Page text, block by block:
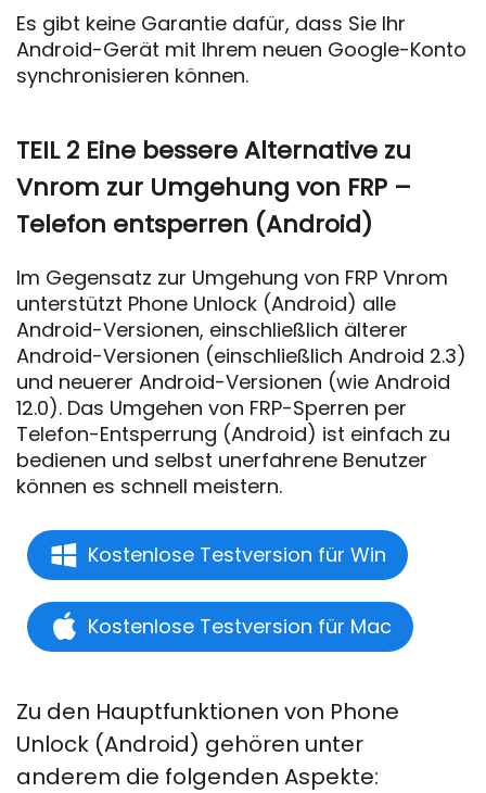
Es gibt keine Garantie dafür, dass Sie Ihr
Android-Gerät mit Ihrem neuen Google-Konto
synchronisieren können.
TEIL 2 Eine bessere Alternative zu
Vnrom zur Umgehung von FRP –
Telefon entsperren (Android)
Im Gegensatz zur Umgehung von FRP Vnrom
unterstützt Phone Unlock (Android) alle
Android-Versionen, einschließlich älterer
Android-Versionen (einschließlich Android 2.3)
und neuerer Android-Versionen (wie Android
12.0). Das Umgehen von FRP-Sperren per
Telefon-Entsperrung (Android) ist einfach zu
bedienen und selbst unerfahrene Benutzer
können es schnell meistern.
Kostenlose Testversion für Win
Kostenlose Testversion für Mac
Zu den Hauptfunktionen von Phone
Unlock (Android) gehören unter
anderem die folgenden Aspekte: